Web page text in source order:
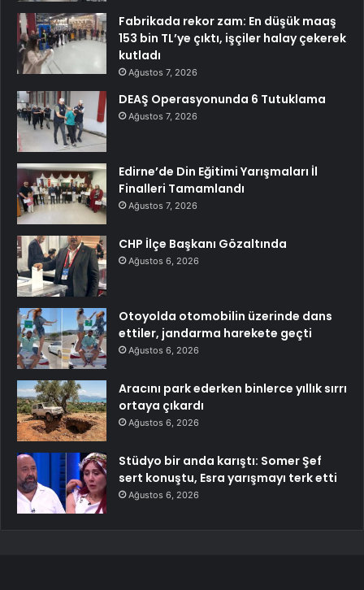
Fabrikada rekor zam: En düşük maaş
153 bin TL’ye çıktı, işçiler halay çekerek
kutladı
Ağustos 7, 2026
DEAŞ Operasyonunda 6 Tutuklama
Ağustos 7, 2026
Edirne’de Din Eğitimi Yarışmaları İl
Finalleri Tamamlandı
Ağustos 7, 2026
CHP İlçe Başkanı Gözaltında
Ağustos 6, 2026
Otoyolda otomobilin üzerinde dans
ettiler, jandarma harekete geçti
Ağustos 6, 2026
Aracını park ederken binlerce yıllık sırrı
ortaya çıkardı
Ağustos 6, 2026
Stüdyo bir anda karıştı: Somer Şef
sert konuştu, Esra yarışmayı terk etti
Ağustos 6, 2026